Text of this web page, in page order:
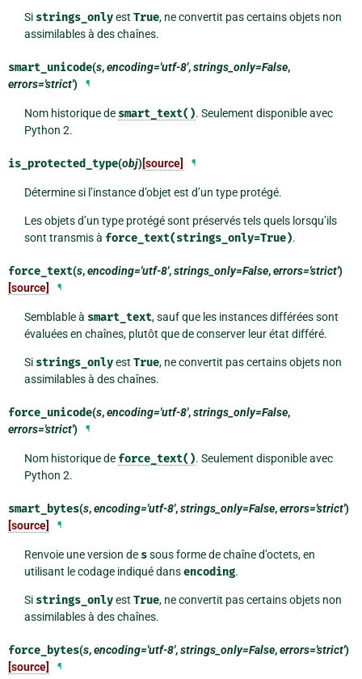
Si strings_onlyest True, ne convertit pas certains objets non
assimilables à des chaînes.
smart_unicode(s,encoding='utf-8',strings_only=False,
errors='strict') ¶
Nom historique de smart_text(). Seulement disponible avec
Python 2.
is_protected_type(obj)[source] ¶
Détermine si l’instance d’objet est d’un type protégé.
Les objets d’un type protégé sont préservés tels quels lorsqu’ils
sont transmis à force_text(strings_only=True).
force_text(s,encoding='utf-8',strings_only=False,errors='strict')
[source]
¶
Semblable à smart_text, sauf que les instances différées sont
évaluées en chaînes, plutôt que de conserver leur état différé.
Si strings_onlyest True, ne convertit pas certains objets non
assimilables à des chaînes.
force_unicode(s,encoding='utf-8',strings_only=False,
errors='strict') ¶
Nom historique de force_text(). Seulement disponible avec
Python 2.
smart_bytes(s,encoding='utf-8',strings_only=False,errors='strict')
[source]
¶
Renvoie une version de ssous forme de chaîne d’octets, en
utilisant le codage indiqué dansencoding.
Si strings_onlyest True, ne convertit pas certains objets non
assimilables à des chaînes.
force_bytes(s,encoding='utf-8',strings_only=False,errors='strict')
[source]
¶